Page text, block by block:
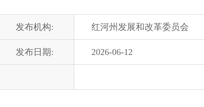
发布机构: 红河州发展和改革委员会
发布日期: 2026-06-12